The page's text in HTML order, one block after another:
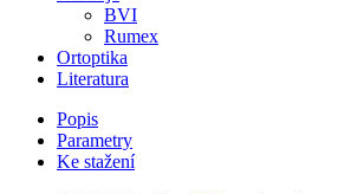
BVI
Rumex
Ortoptika
Literatura
Popis
Parametry
Ke stažení